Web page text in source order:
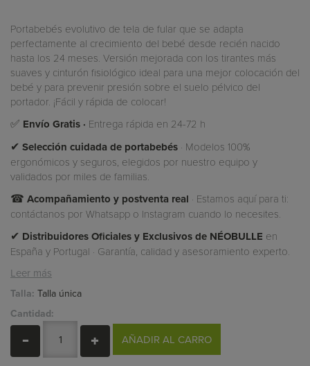
Portabebés evolutivo de tela de fular que se adapta
perfectamente al crecimiento del bebé desde recién nacido
hasta los 24 meses. Versión mejorada con los tirantes más
suaves y cinturón fisiológico ideal para una mejor colocación del
bebé y para prevenir presión sobre el suelo pélvico del
portador. ¡Fácil y rápida de colocar!
✅ Envío Gratis · Entrega rápida en 24-72 h
✔ Selección cuidada de portabebés · Modelos 100%
ergonómicos y seguros, elegidos por nuestro equipo y
validados por miles de familias.
☎ Acompañamiento y postventa real · Estamos aquí para ti:
contáctanos por Whatsapp o Instagram cuando lo necesites.
✔ Distribuidores Oficiales y Exclusivos de NÉOBULLE en
España y Portugal · Garantía, calidad y asesoramiento experto.
Leer más
Talla: Talla única
Cantidad:
AÑADIR AL CARRO